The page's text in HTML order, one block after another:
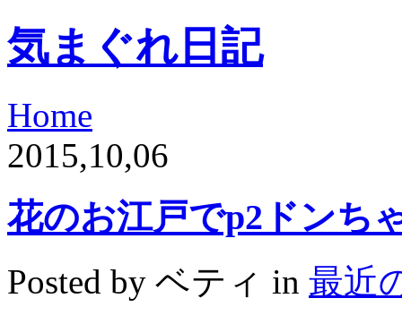
気まぐれ日記
Home
2015,10,06
花のお江戸でp2ドンち
Posted by ベティ in 最近